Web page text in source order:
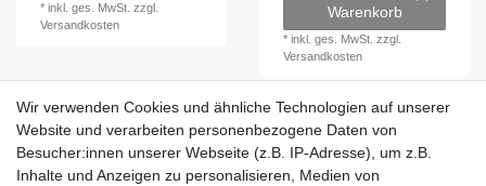
*inkl. ges. MwSt. zzgl.
Versandkosten
Warenkorb
*inkl. ges. MwSt. zzgl.
Versandkosten
Wir verwenden Cookies und ähnliche Technologien auf unserer
Website und verarbeiten personenbezogene Daten von
Besucher:innen unserer Webseite (z.B. IP-Adresse), um z.B.
Inhalte und Anzeigen zu personalisieren, Medien von
Wir verwenden Cookies und ähnliche Technologien auf unserer
Website und verarbeiten personenbezogene Daten von
Besucher:innen unserer Webseite (z.B. IP-Adresse), um z.B.
Inhalte und Anzeigen zu personalisieren, Medien von